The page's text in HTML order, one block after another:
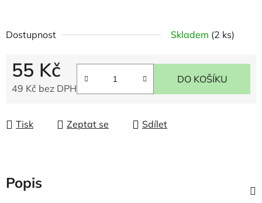
Dostupnost Skladem (2 ks)
55 Kč
49 Kč bez DPH
DO KOŠÍKU
Tisk Zeptat se Sdílet
Popis